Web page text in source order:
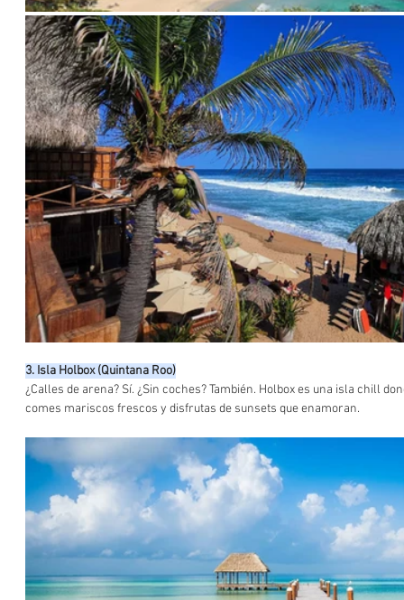
3. Isla Holbox (Quintana Roo)
¿Calles de arena? Sí. ¿Sin coches? También. Holbox es una isla chill
comes mariscos frescos y disfrutas de sunsets que enamoran.